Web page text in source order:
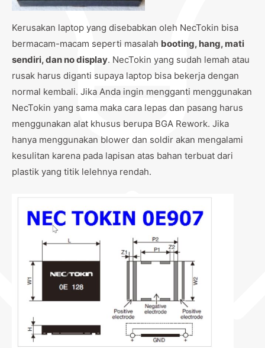
Kerusakan laptop yang disebabkan oleh NecTokin bisa
bermacam-macam seperti masalah booting, hang, mati
sendiri, dan no display. NecTokin yang sudah lemah atau
rusak harus diganti supaya laptop bisa bekerja dengan
normal kembali. Jika Anda ingin mengganti menggunakan
NecTokin yang sama maka cara lepas dan pasang harus
menggunakan alat khusus berupa BGA Rework. Jika
hanya menggunakan blower dan soldir akan mengalami
kesulitan karena pada lapisan atas bahan terbuat dari
plastik yang titik lelehnya rendah.